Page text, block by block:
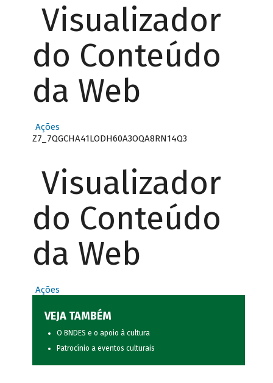
Visualizador
do Conteúdo
da Web
Ações
Z7_7QGCHA41LODH60A3OQA8RN14Q3
Visualizador
do Conteúdo
da Web
Ações
VEJA TAMBÉM
O BNDES e o apoio à cultura
Patrocínio a eventos culturais